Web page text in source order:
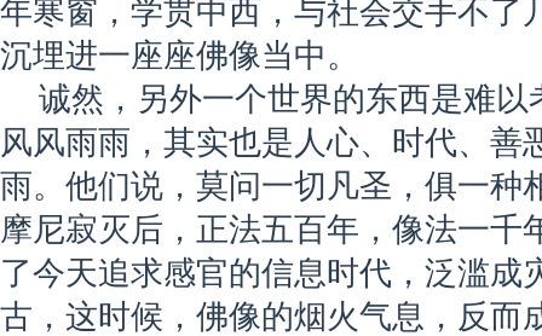
年寒窗，学贯中西，与社会交手不了
沉埋进一座座佛像当中。
诚然，另外一个世界的东西是难
风风雨雨，其实也是人心、时代、善
雨。他们说，莫问一切凡圣，俱一种
摩尼寂灭后，正法五百年，像法一千
了今天追求感官的信息时代，泛滥成
古，这时候，佛像的烟火气息，反而